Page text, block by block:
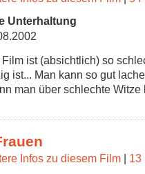
Unterhaltung
Film ist (absichtlich) so
ist... Man kann so gut
man über schlechte Witze
Infos zu diesem Film
13